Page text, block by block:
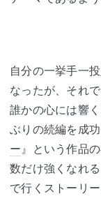
自分の一挙手一
なったが、それ
誰かの心には響
ぶりの続編を成
ー』という作品
数だけ強くなれ
で行くストーリ